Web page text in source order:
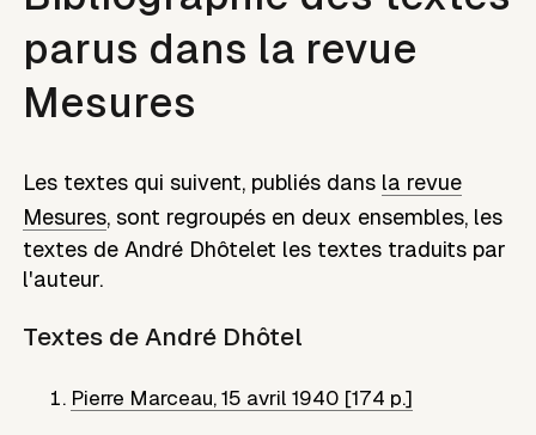
parus dans la revue
Mesures
Les textes qui suivent, publiés dans la revue
Mesures, sont regroupés en deux ensembles, les
textes de André Dhôtelet les textes traduits par
l'auteur.
Textes de André Dhôtel
Pierre Marceau,15 avril 1940 [174 p.]